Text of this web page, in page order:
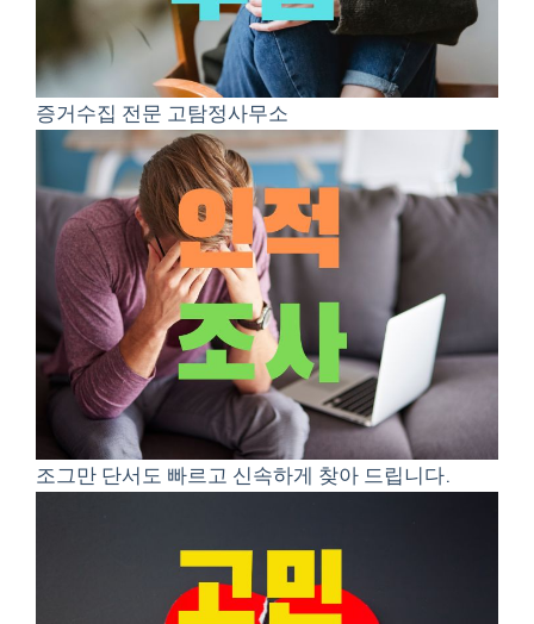
증거수집 전문 고탐정사무소
조그만 단서도 빠르고 신속하게 찾아 드립니다.